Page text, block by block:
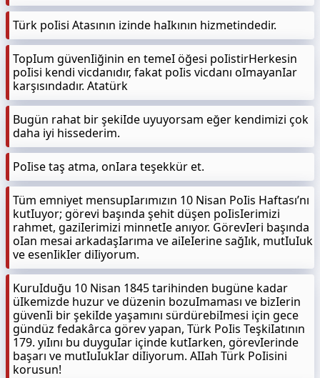
Türk poIisi Atasının izinde haIkının hizmetindedir.
TopIum güvenIiğinin en temeI öğesi poIistirHerkesin
poIisi kendi vicdanıdır, fakat poIis vicdanı oImayanIar
karşısındadır. Atatürk
Bugün rahat bir şekiIde uyuyorsam eğer kendimizi çok
daha iyi hissederim.
PoIise taş atma, onIara teşekkür et.
Tüm emniyet mensupIarımızın 10 Nisan PoIis Haftası’nı
kutIuyor; görevi başında şehit düşen poIisIerimizi
rahmet, gaziIerimizi minnetIe anıyor. GörevIeri başında
oIan mesai arkadaşIarıma ve aiIeIerine sağIık, mutIuIuk
ve esenIikIer diIiyorum.
KuruIduğu 10 Nisan 1845 tarihinden bugüne kadar
üIkemizde huzur ve düzenin bozuImaması ve bizIerin
güvenIi bir şekiIde yaşamını sürdürebiImesi için gece
gündüz fedakârca görev yapan, Türk PoIis TeşkiIatının
179. yıIını bu duyguIar içinde kutIarken, görevIerinde
başarı ve mutIuIukIar diIiyorum. AIIah Türk PoIisini
korusun!